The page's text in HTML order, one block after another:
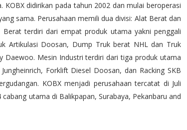
KOBX didirikan pada tahun 2002 dan mulai beroperasi
sama. Perusahaan memili dua divisi: Alat Berat dan
Berat terdiri dari empat produk utama yakni penggali
Artikulasi Doosan, Dump Truk berat NHL dan Truk
Daewoo. Mesin Industri terdiri dari tiga produk utama
Forklift Diesel Doosan, dan Racking SKB
KOBX menjadi perusahaan tercatat di Juli
utama di Balikpapan, Surabaya, Pekanbaru and